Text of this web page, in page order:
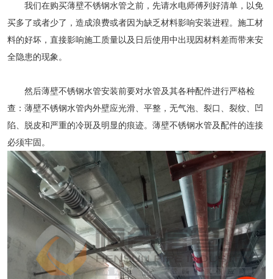
我们在购买薄壁不锈钢水管之前，先请水电师傅列好清单，以免
买多了或者少了，造成浪费或者因为缺乏材料影响安装进程。施工材
料的好坏，直接影响施工质量以及日后使用中出现因材料差而带来安
全隐患的现象。
然后薄壁不锈钢水管安装前要对水管及其各种配件进行严格检
查： 薄壁不锈钢水管内外壁应光滑、平整，无气泡、裂口、裂纹、凹
陷、脱皮和严重的冷斑及明显的痕迹。薄壁不锈钢水管及配件的连接
必须牢固。